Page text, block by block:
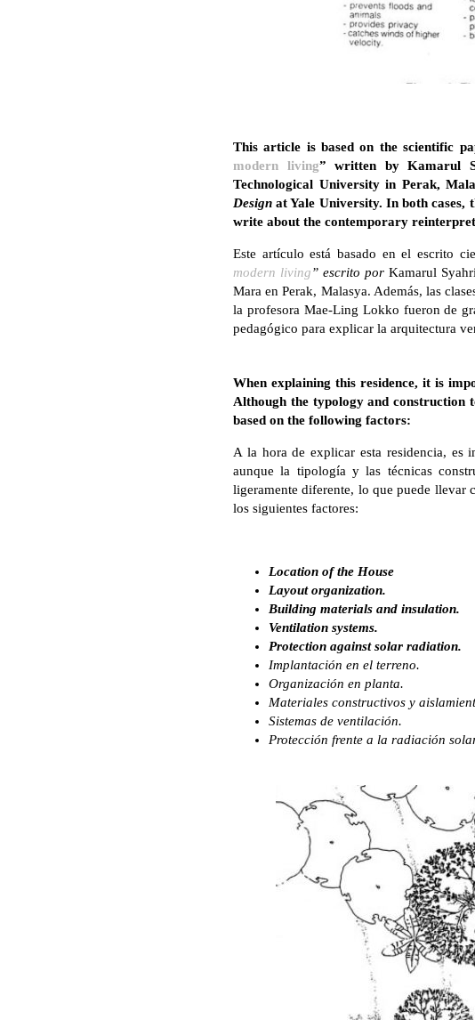
This article is based on the scientific
modern living” written by Kamarul
Technological University in Perak,
Designat Yale University. In both cases,
write about the contemporary
Este artículo está basado en el escrito
modern living” escrito por Kamarul
Mara en Perak, Malasya. Además, las
la profesora Mae-Ling Lokko fueron de
pedagógico para explicar la arquitectura
When explaining this residence, it is
Although the typology and construction
based on the following factors:
A la hora de explicar esta residencia, es
aunque la tipología y las técnicas
ligeramente diferente, lo que puede llevar
los siguientes factores:
Location of the House
Layout organization.
Building materials and insulation.
Ventilation systems.
Protection against solar radiation.
Implantación en el terreno.
Organización en planta.
Materiales constructivos y
Sistemas de ventilación.
Protección frente a la radiación